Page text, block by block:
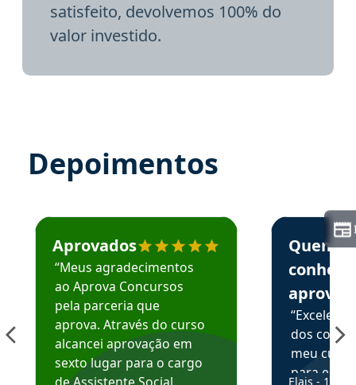
satisfeito, devolvemos 100% do
valor investido.
Depoimentos
Estudante José recomenda o Aprova Concursos em
Aprovados
“Meus agradecimentos
ao Aprova Concursos
pela parceria que
aprova. Através do curso
alcancei aprovação em
sexto lugar para o cargo
Estudante
Quem
aprova
dos
meu
para
Elais - 15/